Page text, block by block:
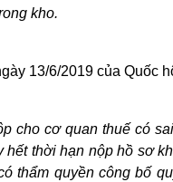
kho.
13/6/2019 của Quốc
cho cơ quan thuế có
thời hạn nộp hồ sơ
thẩm quyền công bố